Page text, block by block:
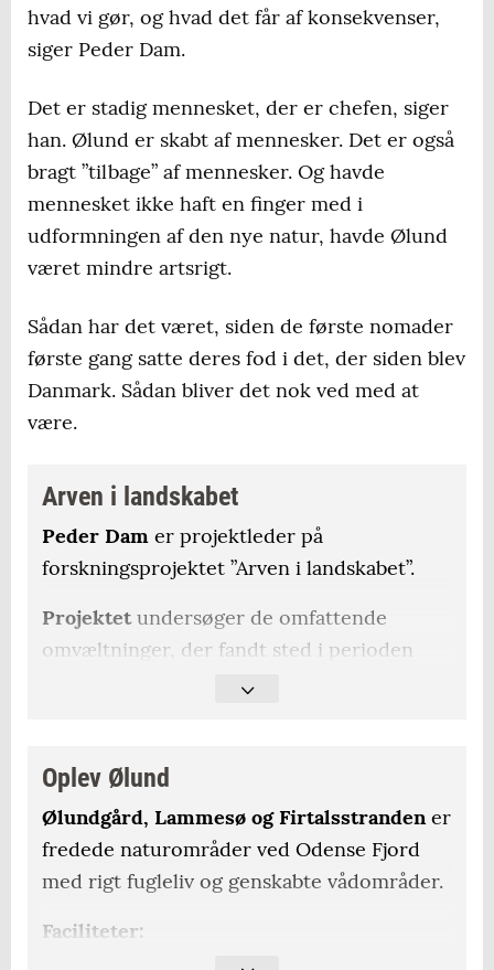
hvad vi gør, og hvad det får af konsekvenser,
siger Peder Dam.
Det er stadig mennesket, der er chefen, siger
han. Ølund er skabt af mennesker. Det er også
bragt ”tilbage” af mennesker. Og havde
mennesket ikke haft en finger med i
udformningen af den nye natur, havde Ølund
været mindre artsrigt.
Sådan har det været, siden de første nomader
første gang satte deres fod i det, der siden blev
Danmark. Sådan bliver det nok ved med at
være.
Arven i landskabet
Peder Dam er projektleder på
forskningsprojektet ”Arven i landskabet”.
Projektetundersøger de omfattende
omvæltninger, der fandt sted i perioden
1780-1914, hvor Danmark gik fra at være at
Europa.
Ølunder et af de områder, der bliver
undersøgt i projektet. Det ligger på
vestsiden af Odense Fjord cirka fire
kilometer øst for Otterup. Det var
Oplev Ølund
Ølundgård, Lammesø og Firtalsstrandener
fredede naturområder ved Odense Fjord
med rigt fugleliv og genskabte vådområder.
Faciliteter:
Flere parkeringspladser